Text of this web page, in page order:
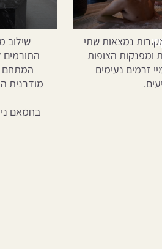
נמצאות שתי
ומפנקות הצופות
זרמים נעימים
שילוב
המתחם
מודרנית
בחמאם